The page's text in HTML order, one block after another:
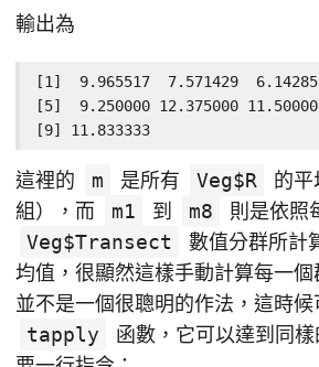
輸出為
[1]  9.965517  7.571429
[5]  9.250000 12.375000
[9] 11.833333
這裡的 m 是所有 Veg$R
的平
組），而
m1 到 m8
則是依照
Veg$Transect
數值分群所計
均值，很顯然這樣手動計算每一
並不是一個很聰明的作法，這時候
tapply
函數，它可以達到同